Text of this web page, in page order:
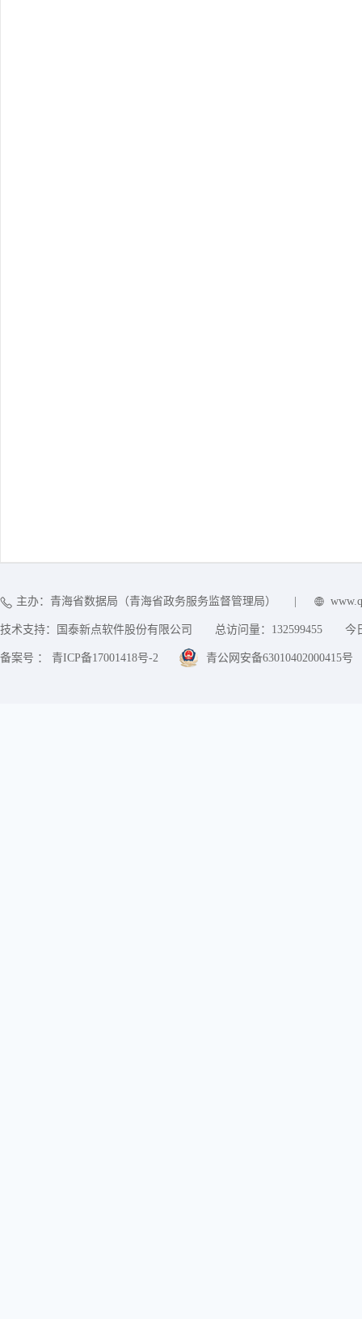
主办：青海省数据局（青海省政务服务监督管理局）
技术支持：国泰新点软件股份有限公司 总访问量： 132599455 今
备案号 ： 青ICP备17001418号-2 青公网安备63010402000415号